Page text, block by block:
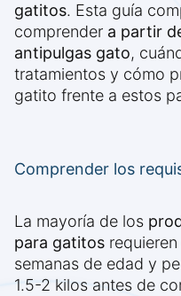
gatitos. Esta guía
comprender a partir
antipulgas gato,
tratamientos y cómo
gatito frente a estos
Comprender los
La mayoría de los
para gatitos
semanas de edad y
1.5-2 kilos antes de